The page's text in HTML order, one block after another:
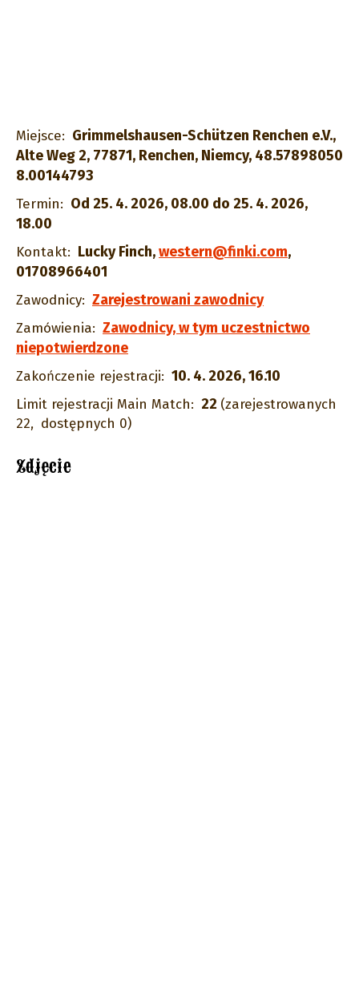
Miejsce: Grimmelshausen-Schützen Renchen e.V.,
Alte Weg 2, 77871, Renchen, Niemcy, 48.57898050
8.00144793
Termin: Od 25. 4. 2026, 08.00 do 25. 4. 2026,
18.00
Kontakt: Lucky Finch,western@finki.com,
01708966401
Zawodnicy: Zarejestrowani zawodnicy
Zamówienia: Zawodnicy, w tym uczestnictwo
niepotwierdzone
Zakończenie rejestracji: 10. 4. 2026, 16.10
Limit rejestracji Main Match: 22 (zarejestrowanych
22, dostępnych 0)
Zdjęcie